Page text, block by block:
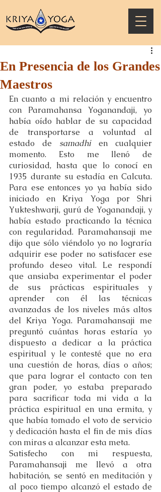
En Presencia de los Grandes
Maestros
En cuanto a mi relación y encuentro
con Paramahansa Yoganandaji, yo
había oído hablar de su capacidad
de transportarse a voluntad al
estado de samadhi en cualquier
momento. Esto me llenó de
curiosidad, hasta que lo conocí en
1935 durante su estadía en Calcuta.
Para ese entonces yo ya había sido
iniciado en Kriya Yoga por Shri
Yukteshwarji, gurú de Yoganandaji, y
había estado practicando la técnica
con regularidad. Paramahansaji me
dijo que sólo viéndolo yo no lograría
adquirir ese poder no satisfacer ese
profundo deseo vital. Le respondí
que ansiaba experimentar el poder
de sus prácticas espirituales y
aprender con él las técnicas
avanzadas de los niveles más altos
del Kriya Yoga. Paramahansaji me
preguntó cuántas horas estaría yo
dispuesto a dedicar a la práctica
espiritual y le contesté que no era
una cuestión de horas, días o años;
que para lograr el contacto con ten
gran poder, yo estaba preparado
para sacrificar toda mi vida a la
práctica espiritual en una ermita, y
que había tomado el voto de servicio
y dedicación hasta el fin de mis días
con miras a alcanzar esta meta.
Satisfecho con mi respuesta,
Paramahansaji me llevó a otra
habitación, se sentó en meditación y